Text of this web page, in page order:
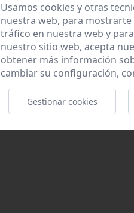
Usamos cookies y otras
nuestra web, para
tráfico en nuestra web y
nuestro sitio web, acepta
obtener más información
cambiar su configuración,
Gestionar cookies